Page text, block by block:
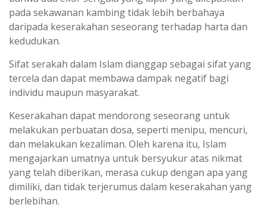
pada sekawanan kambing tidak lebih berbahaya
daripada keserakahan seseorang terhadap harta dan
kedudukan.
Sifat serakah dalam Islam dianggap sebagai sifat yang
tercela dan dapat membawa dampak negatif bagi
individu maupun masyarakat.
Keserakahan dapat mendorong seseorang untuk
melakukan perbuatan dosa, seperti menipu, mencuri,
dan melakukan kezaliman. Oleh karena itu, Islam
mengajarkan umatnya untuk bersyukur atas nikmat
yang telah diberikan, merasa cukup dengan apa yang
dimiliki, dan tidak terjerumus dalam keserakahan yang
berlebihan.